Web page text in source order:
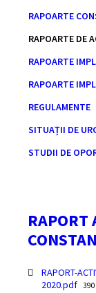
RAPOARTE
RAPOARTE DE
RAPOARTE
RAPOARTE
REGULAMENTE
SITUAȚII DE
STUDII DE
RAPORT
Documente
RAPORT-
2020.pdf File